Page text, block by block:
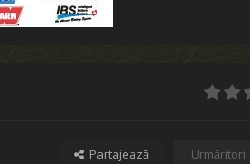
Partajează Urmăritori